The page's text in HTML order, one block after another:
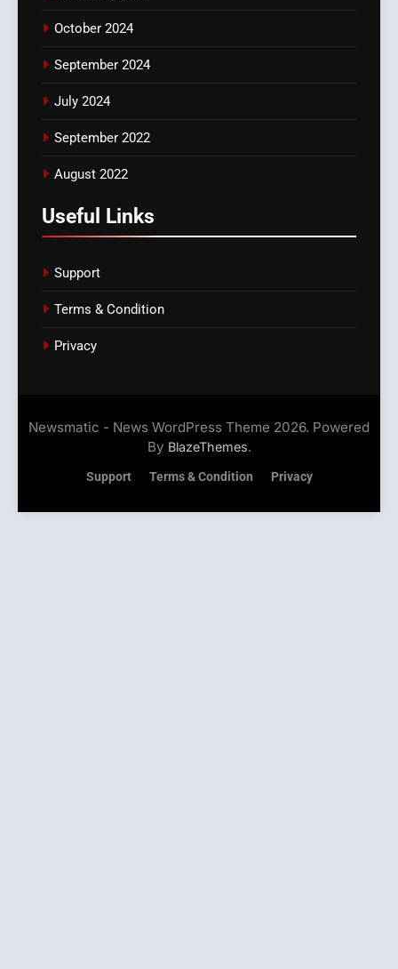
October 2024
September 2024
July 2024
September 2022
August 2022
Useful Links
Support
Terms & Condition
Privacy
Newsmatic - News WordPress Theme 2026. Powered
By BlazeThemes.
Support Terms & Condition Privacy